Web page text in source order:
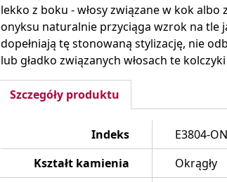
lekko z boku - włosy związane w kok albo
onyksu naturalnie przyciąga wzrok na tle
dopełniają tę stonowaną stylizację, nie
lub gładko związanych włosach te
Szczegóły produktu
Indeks
E3804-ON
Kształt kamienia
Okrągły